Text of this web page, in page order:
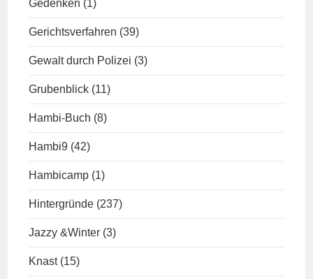
Gedenken (1)
Gerichtsverfahren (39)
Gewalt durch Polizei (3)
Grubenblick (11)
Hambi-Buch (8)
Hambi9 (42)
Hambicamp (1)
Hintergründe (237)
Jazzy &Winter (3)
Knast (15)